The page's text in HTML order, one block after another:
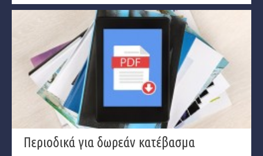
Περιοδικά για δωρεάν κατέβασμα